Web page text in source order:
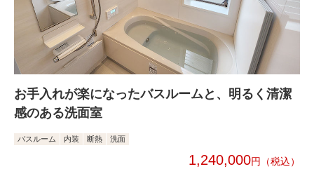
お手入れが楽になったバスルームと、明るく清潔
感のある洗面室
バスルーム 内装 断熱 洗面
1,240,000円